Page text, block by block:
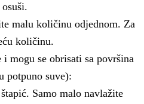
malu količinu odjednom. Za
količinu.
mogu se obrisati sa površina
potpuno suve):
Samo malo navlažite